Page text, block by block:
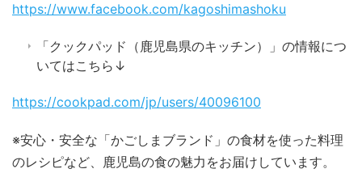
https://www.facebook.com/kagoshimashoku
「クックパッド（鹿児島県のキッチン）」の情報につ
いてはこちら↓
https://cookpad.com/jp/users/40096100
※安心・安全な「かごしまブランド」の食材を使った料理
のレシピなど、鹿児島の食の魅力をお届けしています。